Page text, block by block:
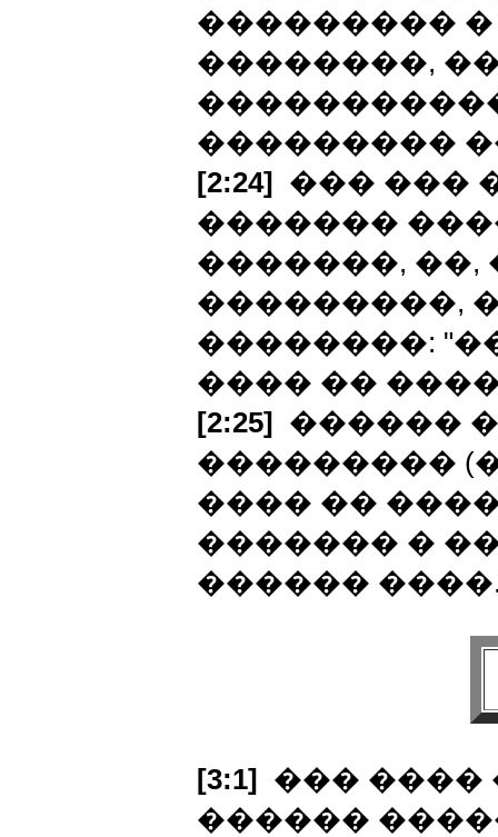
���������
��������,
���������
[2:24] ��� ���
�������
�������, ��,
���������,
��������:
���� ��
[2:25] ������
���������
���� ��
������� �
������
[3:1] ��� ����
������